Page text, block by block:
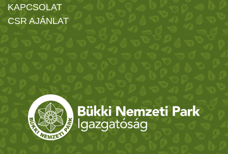
KAPCSOLAT
CSR AJÁNLAT